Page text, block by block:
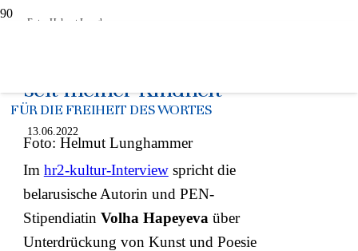
FÜR DIE FREIHEIT DES WORTES
Foto: Helmut Lunghammer
seit meiner Kindheit”
13.06.2022
Foto: Helmut Lunghammer
Im hr2-kultur-Interviewspricht die
belarusische Autorin und PEN-
Stipendiatin Volha Hapeyeva über
Unterdrückung von Kunst und Poesie